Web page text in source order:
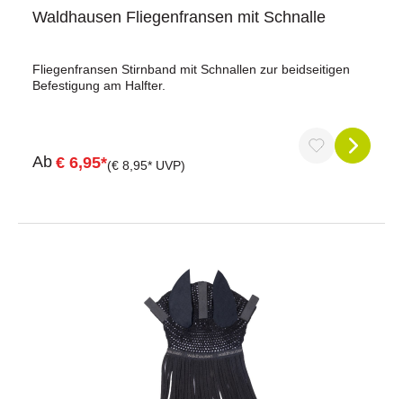
Waldhausen Fliegenfransen mit Schnalle
Fliegenfransen Stirnband mit Schnallen zur beidseitigen
Befestigung am Halfter.
Ab € 6,95*(€ 8,95* UVP)